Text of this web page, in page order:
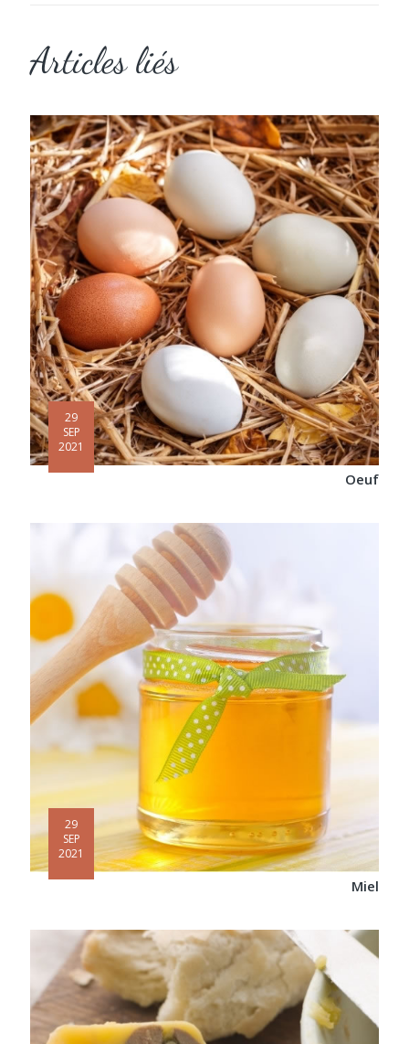
Articles liés
29
SEP
2021
Oeuf
29
SEP
2021
Miel